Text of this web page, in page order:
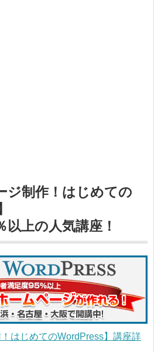
ジ制作！はじめての
以上の人気講座！
！はじめてのWordPress】講座詳